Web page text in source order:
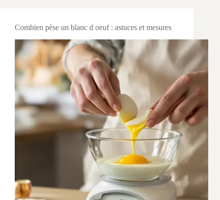
Combien pèse un blanc d oeuf : astuces et mesures